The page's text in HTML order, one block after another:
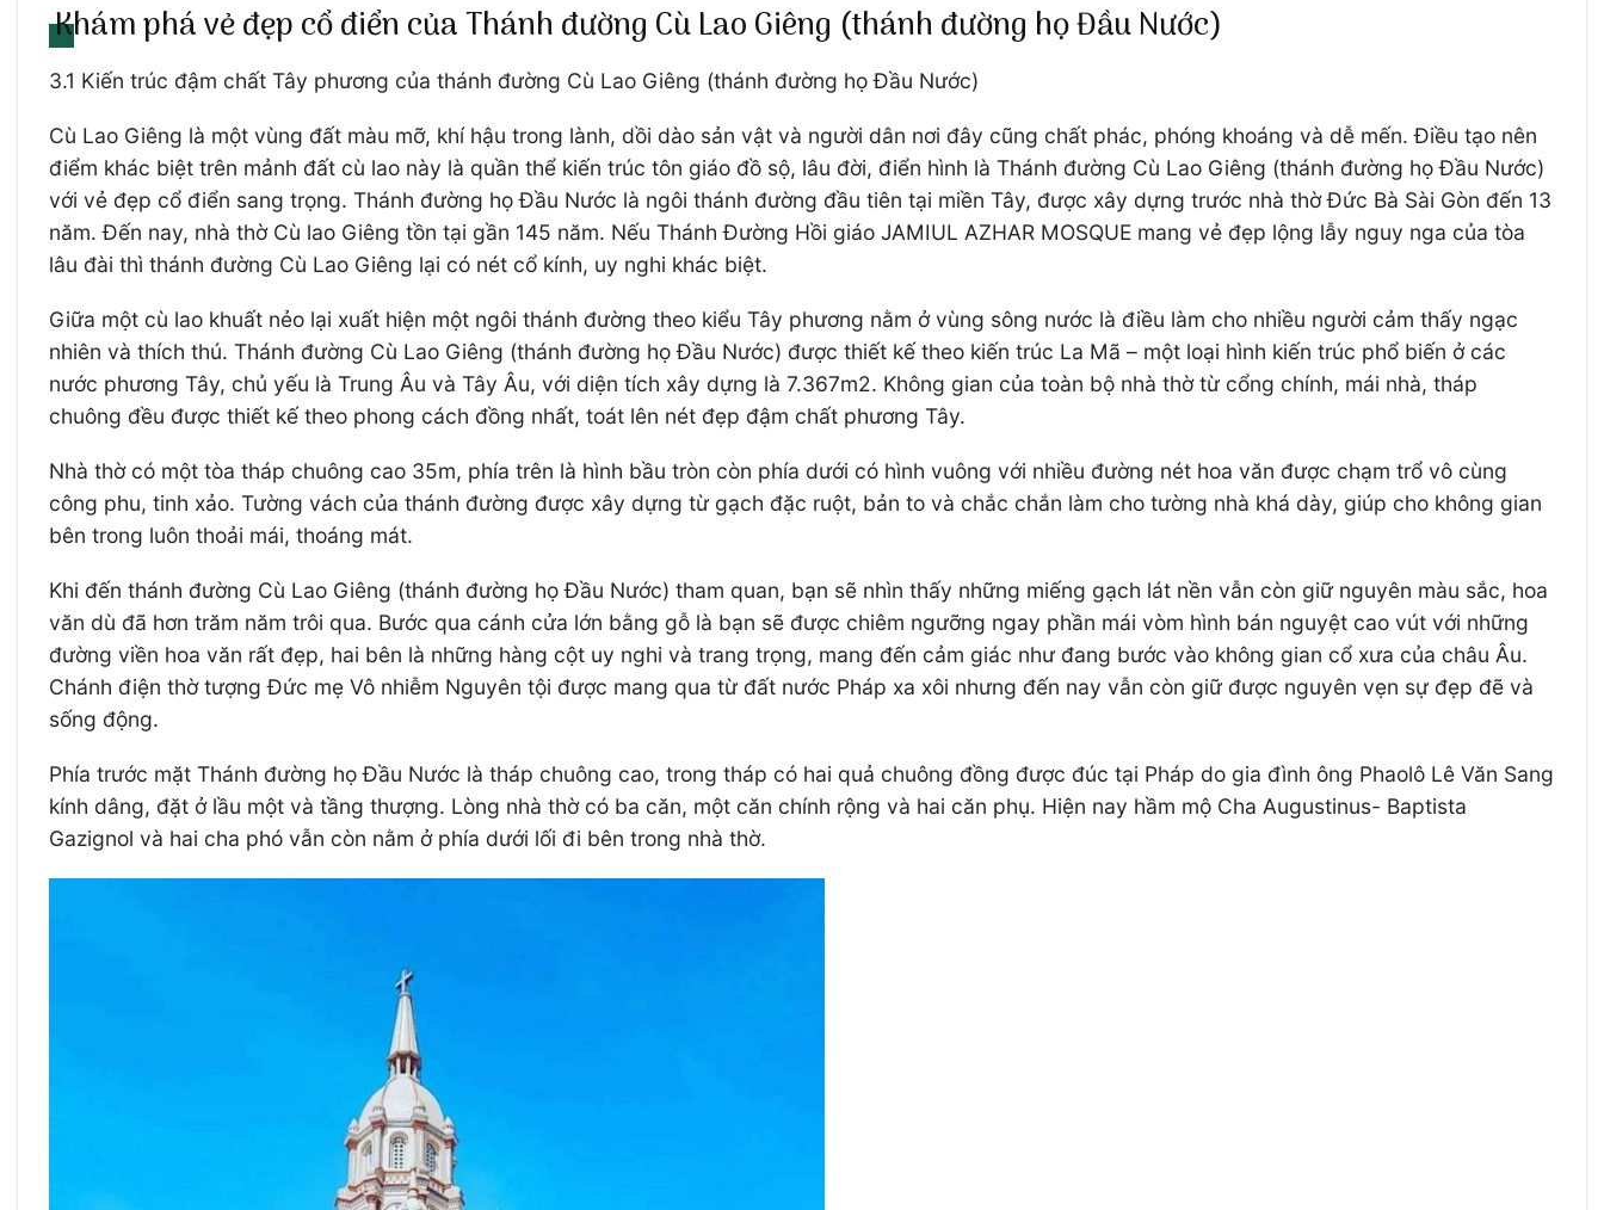
Khám phá vẻ đẹp cổ điển của Thánh đường Cù Lao Giêng (thánh đường họ Đầu Nước)
3.1 Kiến trúc đậm chất Tây phương của thánh đường Cù Lao Giêng (thánh đường họ Đầu Nước)
Cù Lao Giêng là một vùng đất màu mỡ, khí hậu trong lành, dồi dào sản vật và người dân nơi đây cũng chất phác, phóng khoáng và dễ mến. Điều tạo nên
điểm khác biệt trên mảnh đất cù lao này là quần thể kiến trúc tôn giáo đồ sộ, lâu đời, điển hình là Thánh đường Cù Lao Giêng (thánh đường họ Đầu Nước)
với vẻ đẹp cổ điển sang trọng. Thánh đường họ Đầu Nước là ngôi thánh đường đầu tiên tại miền Tây, được xây dựng trước nhà thờ Đức Bà Sài Gòn đến 13
năm. Đến nay, nhà thờ Cù lao Giêng tồn tại gần 145 năm. Nếu Thánh Đường Hồi giáo JAMIUL AZHAR MOSQUE mang vẻ đẹp lộng lẫy nguy nga của tòa
lâu đài thì thánh đường Cù Lao Giêng lại có nét cổ kính, uy nghi khác biệt.
Giữa một cù lao khuất nẻo lại xuất hiện một ngôi thánh đường theo kiểu Tây phương nằm ở vùng sông nước là điều làm cho nhiều người cảm thấy ngạc
nhiên và thích thú. Thánh đường Cù Lao Giêng (thánh đường họ Đầu Nước) được thiết kế theo kiến trúc La Mã – một loại hình kiến trúc phổ biến ở các
nước phương Tây, chủ yếu là Trung Âu và Tây Âu, với diện tích xây dựng là 7.367m2. Không gian của toàn bộ nhà thờ từ cổng chính, mái nhà, tháp
chuông đều được thiết kế theo phong cách đồng nhất, toát lên nét đẹp đậm chất phương Tây.
Nhà thờ có một tòa tháp chuông cao 35m, phía trên là hình bầu tròn còn phía dưới có hình vuông với nhiều đường nét hoa văn được chạm trổ vô cùng
công phu, tinh xảo. Tường vách của thánh đường được xây dựng từ gạch đặc ruột, bản to và chắc chắn làm cho tường nhà khá dày, giúp cho không gian
bên trong luôn thoải mái, thoáng mát.
Khi đến thánh đường Cù Lao Giêng (thánh đường họ Đầu Nước) tham quan, bạn sẽ nhìn thấy những miếng gạch lát nền vẫn còn giữ nguyên màu sắc, hoa
văn dù đã hơn trăm năm trôi qua. Bước qua cánh cửa lớn bằng gỗ là bạn sẽ được chiêm ngưỡng ngay phần mái vòm hình bán nguyệt cao vút với những
đường viền hoa văn rất đẹp, hai bên là những hàng cột uy nghi và trang trọng, mang đến cảm giác như đang bước vào không gian cổ xưa của châu Âu.
Chánh điện thờ tượng Đức mẹ Vô nhiễm Nguyên tội được mang qua từ đất nước Pháp xa xôi nhưng đến nay vẫn còn giữ được nguyên vẹn sự đẹp đẽ và
sống động.
Phía trước mặt Thánh đường họ Đầu Nước là tháp chuông cao, trong tháp có hai quả chuông đồng được đúc tại Pháp do gia đình ông Phaolô Lê Văn Sang
kính dâng, đặt ở lầu một và tầng thượng. Lòng nhà thờ có ba căn, một căn chính rộng và hai căn phụ. Hiện nay hầm mộ Cha Augustinus- Baptista
Gazignol và hai cha phó vẫn còn nằm ở phía dưới lối đi bên trong nhà thờ.